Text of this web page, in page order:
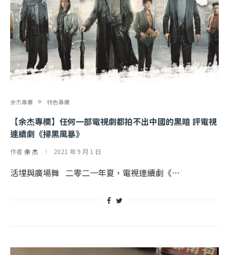
余杰專欄 特色專欄
【余杰專欄】任何一部電視劇都拍不出中國的黑暗 評電視
連續劇《掃黑風暴》
作者 余 杰 2021 年 9 月 1 日
活埋與廣場舞 二零二一年夏，電視連續劇《…